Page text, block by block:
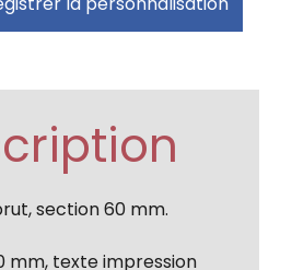
section 60 mm.
mm, texte impression